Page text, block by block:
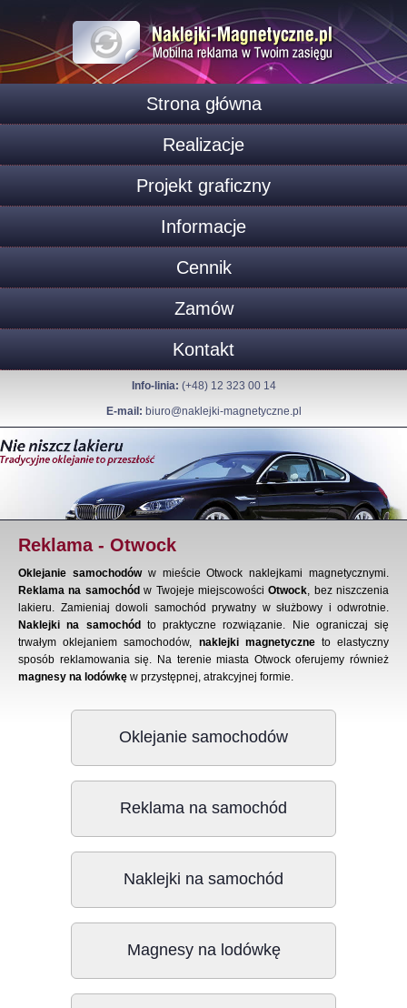
Strona główna
Realizacje
Projekt graficzny
Informacje
Cennik
Zamów
Kontakt
Info-linia: (+48) 12 323 00 14
E-mail: biuro@naklejki-magnetyczne.pl
Reklama - Otwock
Oklejanie samochodóww mieście Otwock naklejkami magnetycznymi.
Reklama na samochód w Twojeje miejscowościOtwock, bez niszczenia
lakieru. Zamieniaj dowoli samochód prywatny w służbowy i odwrotnie.
Naklejki na samochód
to praktyczne rozwiązanie. Nie ograniczaj się
trwałym oklejaniem samochodów, naklejki magnetyczneto elastyczny
sposób reklamowania się. Na terenie miasta Otwock oferujemy również
magnesy na lodówkę w przystępnej, atrakcyjnej formie.
Oklejanie samochodów
Reklama na samochód
Naklejki na samochód
Magnesy na lodówkę